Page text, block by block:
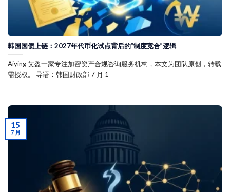
韩国国债上链：2027年代币化试点背后的”制度竞合”逻辑
Aiying 艾盈一家专注加密资产合规咨询服务机构，本文为团队原创，转载
需授权。 导语：韩国财政部 7 月 1
15
7 月